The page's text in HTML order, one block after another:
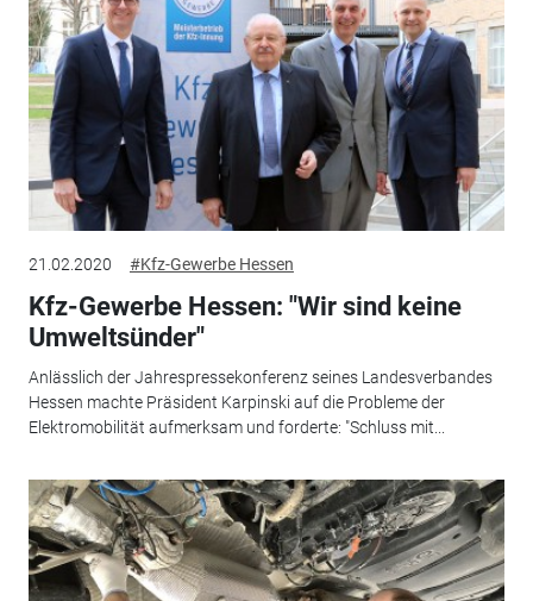
21.02.2020 #Kfz-Gewerbe Hessen
Kfz-Gewerbe Hessen: "Wir sind keine
Umweltsünder"
Anlässlich der Jahrespressekonferenz seines Landesverbandes
Hessen machte Präsident Karpinski auf die Probleme der
Elektromobilität aufmerksam und forderte: "Schluss mit...